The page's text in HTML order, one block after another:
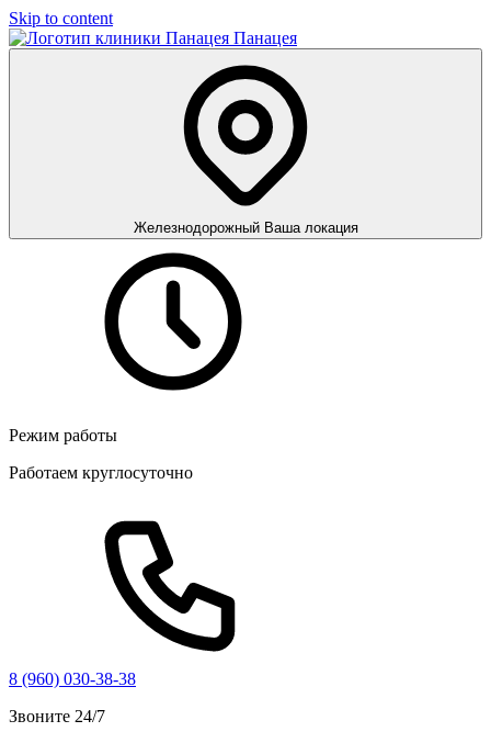
Skip to content
Панацея
Железнодорожный Ваша локация
Режим работы
Работаем круглосуточно
8 (960) 030-38-38
Звоните 24/7